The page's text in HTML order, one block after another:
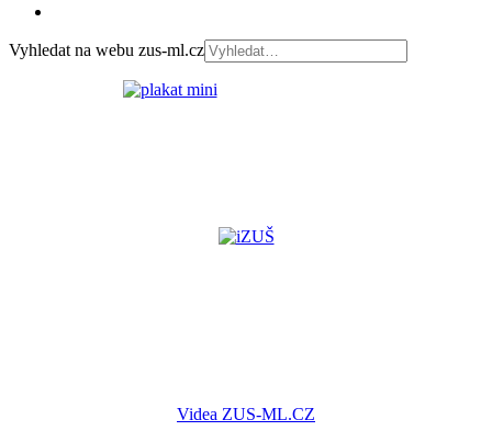
Vyhledat na webu zus-ml.cz
Videa ZUS-ML.CZ